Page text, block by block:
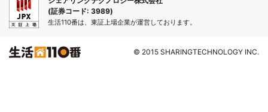
(証券コード: 3989)
生活110番は、東証上場企業が運営しております。
© 2015 SHARINGTECHNOLOGY INC.